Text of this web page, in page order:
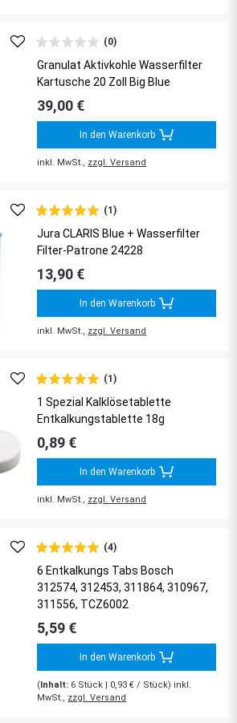
(0)
Granulat Aktivkohle Wasserfilter
Kartusche 20 Zoll Big Blue
39,00 €
In den Warenkorb
inkl. MwSt., zzgl. Versand
(1)
Jura CLARIS Blue + Wasserfilter
Filter-Patrone 24228
13,90 €
In den Warenkorb
inkl. MwSt., zzgl. Versand
(1)
1 Spezial Kalklösetablette
Entkalkungstablette 18g
0,89 €
In den Warenkorb
inkl. MwSt., zzgl. Versand
(4)
6 Entkalkungs Tabs Bosch
312574, 312453, 311864, 310967,
311556, TCZ6002
5,59 €
In den Warenkorb
(Inhalt: 6 Stück | 0,93 € / Stück) inkl.
MwSt., zzgl. Versand